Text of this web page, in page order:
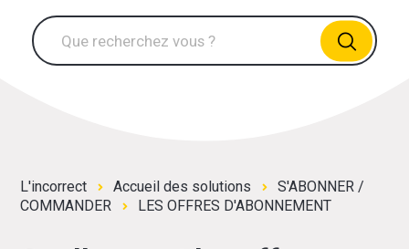
L'incorrect Accueil des solutions
S'ABONNER /
COMMANDER
LES OFFRES D'ABONNEMENT